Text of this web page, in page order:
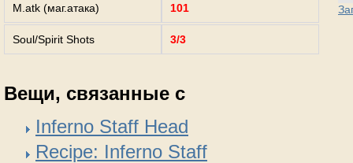
M.atk (маг.атака) 101
Soul/Spirit Shots 3/3
Вещи, связанные с
Inferno Staff Head
Recipe: Inferno Staff